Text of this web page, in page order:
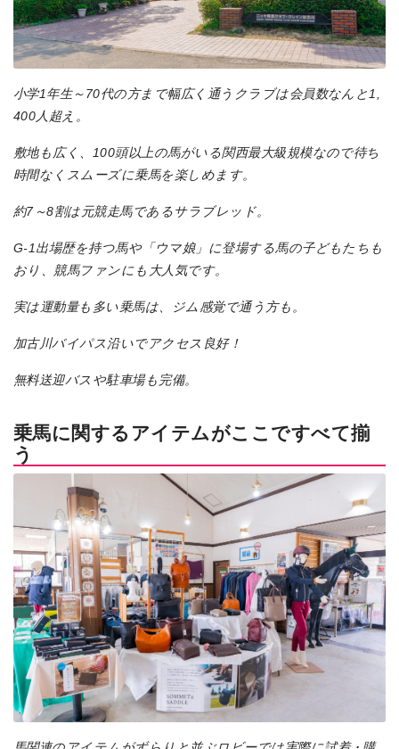
小学1年生～70代の方まで幅広く通うクラブは会員数なんと1,
400人超え。
敷地も広く、100頭以上の馬がいる関西最大級規模なので待ち
時間なくスムーズに乗馬を楽しめます。
約7～8割は元競走馬であるサラブレッド。
G-1出場歴を持つ馬や「ウマ娘」に登場する馬の子どもたちも
おり、競馬ファンにも大人気です。
実は運動量も多い乗馬は、ジム感覚で通う方も。
加古川バイパス沿いでアクセス良好！
無料送迎バスや駐車場も完備。
乗馬に関するアイテムがここですべて揃
う